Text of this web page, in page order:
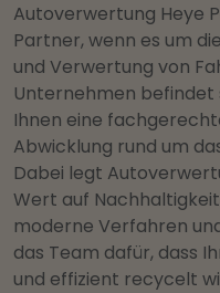
Autoverwertung Heye
Partner, wenn es um
und Verwertung von
Unternehmen befindet
Ihnen eine
Abwicklung rund um
Dabei legt
Wert auf
moderne Verfahren
das Team dafür, dass
und effizient recycelt